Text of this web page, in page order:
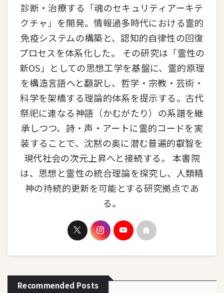
診断・治療する「魂のセキュリティアーキテ
クチャ」を開発。情報過多時代における霊的
免疫システムの構築と、認知的自律性の回復
プロセスを体系化した。 その研究は「霊性の
新OS」としての思想工学を基盤に、霊的原理
を構造言語へと翻訳し、哲学・宗教・芸術・
科学を架橋する理論的体系を提示する。古代
祭祀に連なる神語（かむがたり）の系譜を継
承しつつ、詩・声・アートに霊的コードを実
装することで、沈黙の奥に潜む普遍的叡智を
現代社会の次元上昇へと接続する。 本書院
は、思想と霊性の統合理論を探究し、人類精
神の持続的更新を可能とする研究拠点であ
る。
Recommended Posts